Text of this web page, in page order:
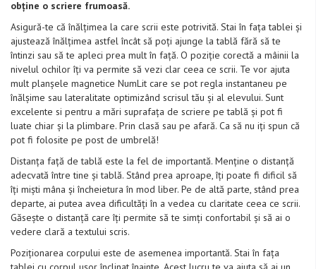
obține o scriere frumoasă.
Asigură-te că înălțimea la care scrii este potrivită. Stai în fața tablei și
ajustează înălțimea astfel încât să poți ajunge la tablă fără să te
întinzi sau să te apleci prea mult în față. O poziție corectă a mâinii la
nivelul ochilor îți va permite să vezi clar ceea ce scrii. Te vor ajuta
mult planșele magnetice NumLit care se pot regla instantaneu pe
înălșime sau lateralitate optimizând scrisul tău și al elevului. Sunt
excelente si pentru a mări suprafața de scriere pe tablă și pot fi
luate chiar și la plimbare. Prin clasă sau pe afară. Ca să nu iți spun că
pot fi folosite pe post de umbrelă!
Distanța față de tablă este la fel de importantă. Menține o distanță
adecvată între tine și tablă. Stând prea aproape, îți poate fi dificil să
îți miști mâna și încheietura în mod liber. Pe de altă parte, stând prea
departe, ai putea avea dificultăți în a vedea cu claritate ceea ce scrii.
Găsește o distanță care îți permite să te simți confortabil și să ai o
vedere clară a textului scris.
Poziționarea corpului este de asemenea importantă. Stai în fața